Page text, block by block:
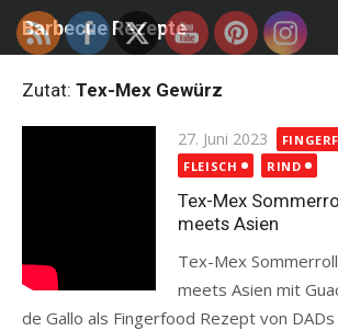
Skip
Barbecue Rezepte
Zutat: Tex-Mex Gewürz
Posted
on
27. Juni 2023
FLEISCH
RIND
Tex-Mex
meets Asien
Tex-Mex
meets Asien mit
de Gallo als Fingerfood Rezept von DADs